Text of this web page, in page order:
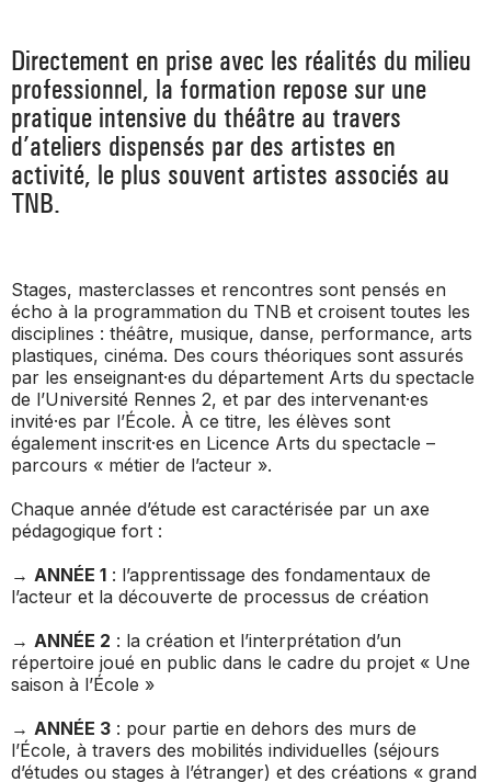
_ ACTION TERRITORIALE
_ ACTION CULTURELLE
_ TNB ÉCO-RESPONSABLE
_ ARCHIVES ET RESSOURCES
_ RÉSIDENCES D'ARTISTE
_ INTERNATIONAL
_ FORMATION
_ INSERTION PROFESSIONNELLE
_ INTERNATIONAL
_ NOUS SOUTENIR
_ CONTACTS ET INFOS PRATIQUES
_ NOS MÉCÈNES
_ DEVENEZ MÉCÈNE
_ SOUTENEZ LE FESTIVAL TNB
_ RENCONTRER
_ PRATIQUER
_ PROFITER
_ MARCHÉS
_ EMPLOIS / STAGES
>
>
>
Directement en prise avec les réalités du milieu
professionnel, la formation repose sur une
pratique intensive du théâtre au travers
d’ateliers dispensés par des artistes en
activité, le plus souvent artistes associés au
TNB.
Stages, masterclasses et rencontres sont pensés en
écho à la programmation du TNB et croisent toutes les
disciplines : théâtre, musique, danse, performance, arts
plastiques, cinéma. Des cours théoriques sont assurés
par les enseignant·es du département Arts du spectacle
de l’Université Rennes 2, et par des intervenant·es
invité·es par l’École. À ce titre, les élèves sont
également inscrit·es en Licence Arts du spectacle –
parcours « métier de l’acteur ».
Chaque année d’étude est caractérisée par un axe
pédagogique fort :
→ ANNÉE 1 : l’apprentissage des fondamentaux de
l’acteur et la découverte de processus de création
→ ANNÉE 2 : la création et l’interprétation d’un
répertoire joué en public dans le cadre du projet « Une
saison à l’École »
→ ANNÉE 3 : pour partie en dehors des murs de
l’École, à travers des mobilités individuelles (séjours
d’études ou stages à l’étranger) et des créations « grand